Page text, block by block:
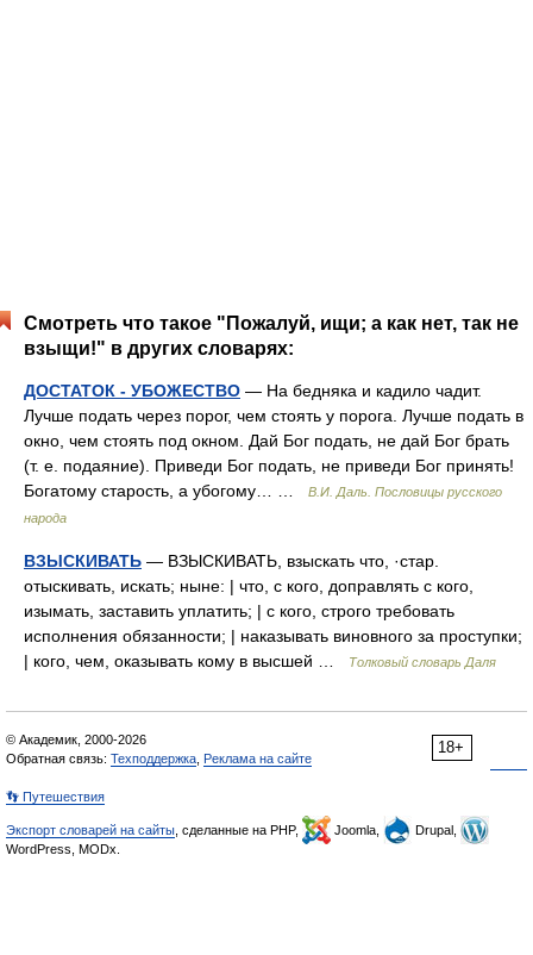
Смотреть что такое "Пожалуй, ищи; а как нет, так не
взыщи!" в других словарях:
ДОСТАТОК - УБОЖЕСТВО — На бедняка и кадило чадит.
Лучше подать через порог, чем стоять у порога. Лучше подать в
окно, чем стоять под окном. Дай Бог подать, не дай Бог брать
(т. е. подаяние). Приведи Бог подать, не приведи Бог принять!
Богатому старость, а убогому… …
В.И. Даль. Пословицы русского
народа
ВЗЫСКИВАТЬ — ВЗЫСКИВАТЬ, взыскать что, ·стар.
отыскивать, искать; ныне: | что, с кого, доправлять с кого,
изымать, заставить уплатить; | с кого, строго требовать
исполнения обязанности; | наказывать виновного за проступки;
| кого, чем, оказывать кому в высшей …
Толковый словарь Даля
18+
© Академик, 2000-2026
Обратная связь: Техподдержка Реклама на сайте
👣 Путешествия
Экспорт словарей на сайты , сделанные на PHP, Joomla,
Drupal,
WordPress, MODx.